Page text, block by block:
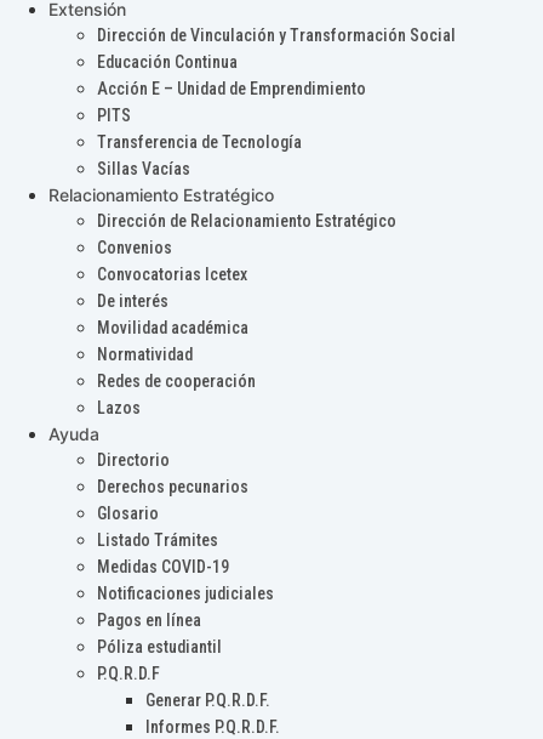
Extensión
Dirección de Vinculación y Transformación Social
Educación Continua
Acción E – Unidad de Emprendimiento
PITS
Transferencia de Tecnología
Sillas Vacías
Relacionamiento Estratégico
Dirección de Relacionamiento Estratégico
Convenios
Convocatorias Icetex
De interés
Movilidad académica
Normatividad
Redes de cooperación
Lazos
Ayuda
Directorio
Derechos pecunarios
Glosario
Listado Trámites
Medidas COVID-19
Notificaciones judiciales
Pagos en línea
Póliza estudiantil
P.Q.R.D.F
Generar P.Q.R.D.F.
Informes P.Q.R.D.F.